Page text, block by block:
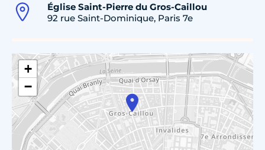
Église Saint-Pierre du Gros-Caillou
92 rue Saint-Dominique, Paris 7e
+
−